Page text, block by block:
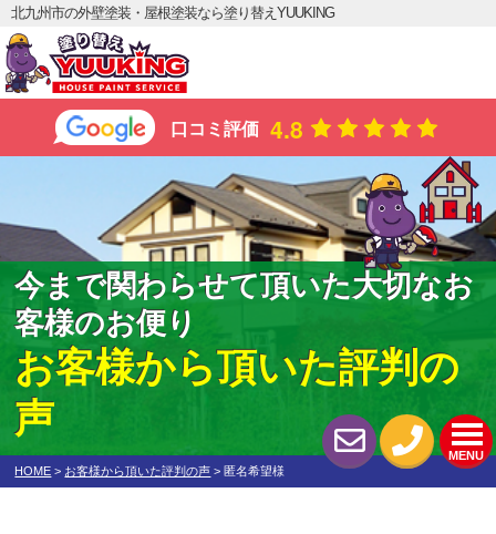
北九州市の外壁塗装・屋根塗装なら塗り替えYUUKING
MENU
口コミ評価 4.8
今まで関わらせて頂いた大切なお
客様のお便り
お客様から頂いた評判の
声
HOME > お客様から頂いた評判の声 >匿名希望様